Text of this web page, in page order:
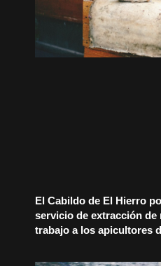
El Cabildo de El Hierro
servicio de extracción de
trabajo a los apicultores